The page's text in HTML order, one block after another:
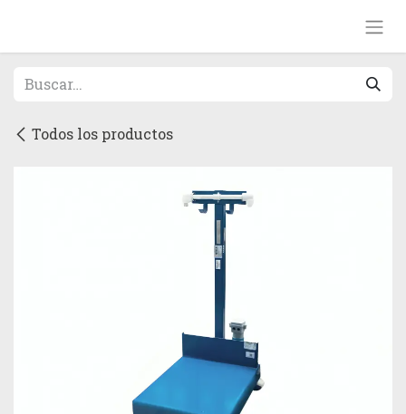
Todos los productos